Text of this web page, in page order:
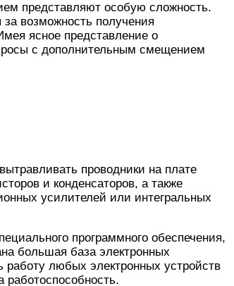
представляют особую сложность.
возможность получения
ясное представление о
с дополнительным смещением
проводники на плате
и конденсаторов, а также
усилителей или интегральных
программного обеспечения,
большая база электронных
любых электронных устройств